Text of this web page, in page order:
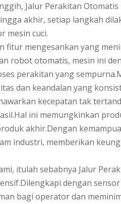
Jalur Perakitan Otomatis
akhir, setiap langkah
mesin cuci.
fitur mengesankan yang
robot otomatis, mesin ini
perakitan yang
dan keandalan yang
kecepatan tak
ini memungkinkan
akhir.Dengan
industri, memberikan
itulah sebabnya Jalur
dengan
bagi operator dan